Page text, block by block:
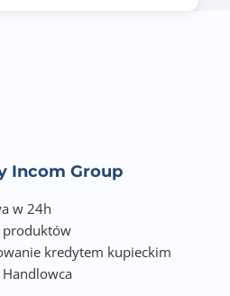
Incom Group
w 24h
kredytem kupieckim